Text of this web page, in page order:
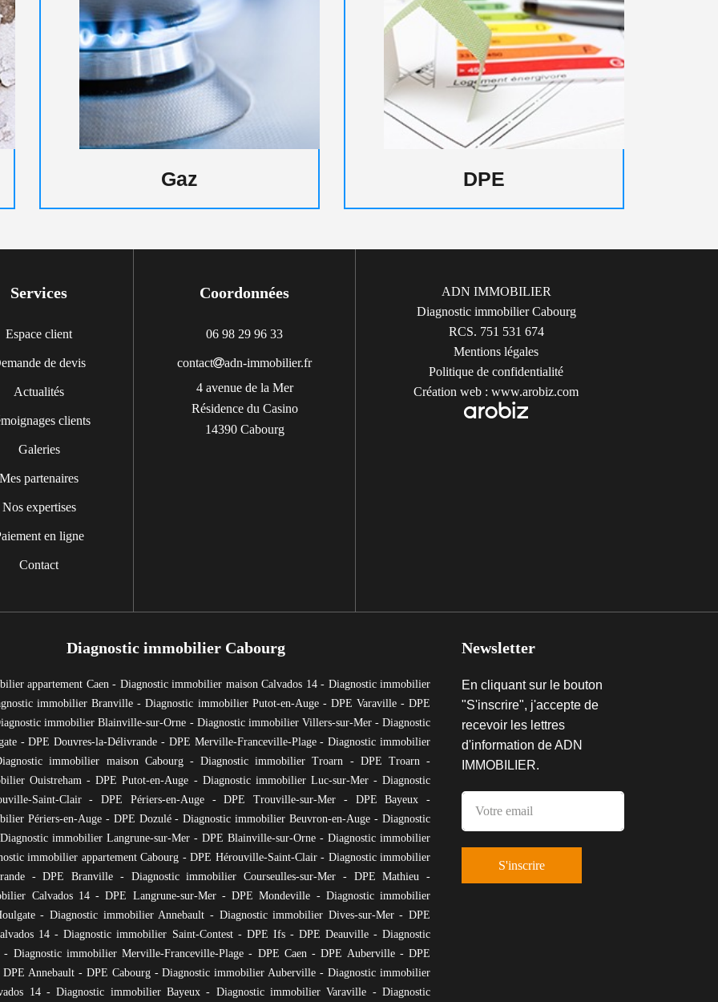
Services
Espace client
de devis
Actualités
clients
Galeries
Mes partenaires
Nos expertises
en ligne
Contact
Coordonnées
06 98 29 96 33
contact
adn-immobilier.fr
4 avenue de la Mer
Résidence du Casino
14390 Cabourg
ADN IMMOBILIER
Diagnostic immobilier Cabourg
RCS. 751 531 674
Mentions légales
Politique de confidentialité
Création web : www.arobiz.com
Diagnostic immobilier Cabourg
appartement Caen- Diagnostic immobilier maison Calvados 14- Diagnostic immobilier
immobilier Branville -Diagnostic immobilier Putot-en-Auge- DPE Varaville-DPE
immobilier Blainville-sur-Orne - Diagnostic immobilier Villers-sur-Mer-Diagnostic
-DPE Douvres-la-Délivrande - DPE Merville-Franceville-Plage-Diagnostic immobilier
immobilier maison Cabourg-Diagnostic immobilier Troarn - DPE Troarn-
Ouistreham -DPE Putot-en-Auge - Diagnostic immobilier Luc-sur-Mer-Diagnostic
Saint-Clair-DPE Périers-en-Auge-DPE Trouville-sur-Mer - DPE Bayeux -
Périers-en-Auge- DPE Dozulé-Diagnostic immobilier Beuvron-en-Auge -Diagnostic
Diagnostic immobilier Langrune-sur-Mer - DPE Blainville-sur-Orne - Diagnostic immobilier
immobilier appartement Cabourg -DPE Hérouville-Saint-Clair- Diagnostic immobilier
-DPE Branville - Diagnostic immobilier Courseulles-sur-Mer - DPE Mathieu -
Calvados 14-DPE Langrune-sur-Mer- DPE Mondeville - Diagnostic immobilier
-Diagnostic immobilier Annebault - Diagnostic immobilier Dives-sur-Mer-DPE
14 -Diagnostic immobilier Saint-Contest- DPE Ifs- DPE Deauville- Diagnostic
- Diagnostic immobilier Merville-Franceville-Plage - DPE Caen-DPE Auberville-DPE
DPE Annebault- DPE Cabourg-Diagnostic immobilier Auberville -Diagnostic immobilier
14-Diagnostic immobilier Bayeux - Diagnostic immobilier Varaville -Diagnostic
Newsletter
En cliquant sur le bouton
"S'inscrire", j'accepte de
recevoir les lettres
d'information de ADN
IMMOBILIER.
S'inscrire